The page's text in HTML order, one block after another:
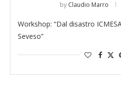
by Claudio Marro
Workshop: “Dal disastro
Seveso”